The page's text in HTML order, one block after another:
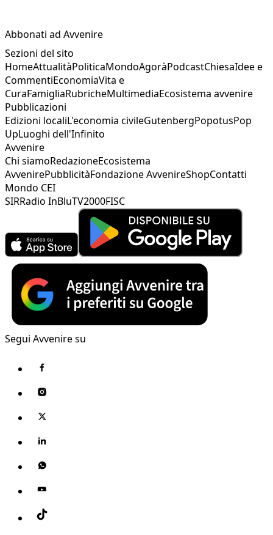
Abbonati ad Avvenire
Sezioni del sito
HomeAttualitàPoliticaMondoAgoràPodcastChiesaIdee e
CommentiEconomiaVita e
CuraFamigliaRubricheMultimediaEcosistema avvenire
Pubblicazioni
Edizioni localiL'economia civileGutenbergPopotusPop
UpLuoghi dell'Infinito
Avvenire
Chi siamoRedazioneEcosistema
AvvenirePubblicitàFondazione AvvenireShopContatti
Mondo CEI
SIRRadio InBluTV2000FISC
Segui Avvenire su